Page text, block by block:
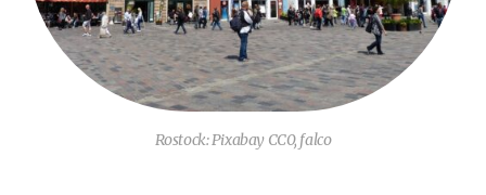
Rostock: Pixabay CC0, falco